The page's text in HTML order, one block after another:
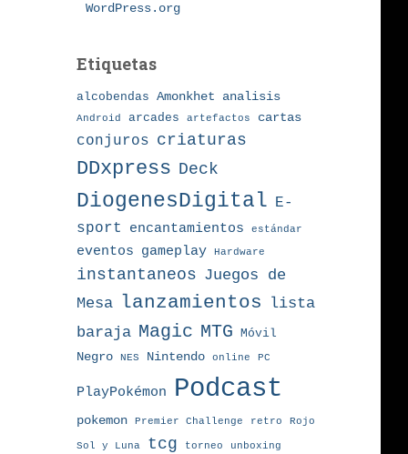
WordPress.org
Etiquetas
alcobendas Amonkhet analisis
Android arcades artefactos cartas
conjuros criaturas
DDxpress Deck
DiogenesDigital E-
sport
encantamientos estándar
eventos gameplay Hardware
instantaneos Juegos de
Mesa
lanzamientos
lista
baraja Magic MTG Móvil
Negro
NES Nintendo online PC
PlayPokémon Podcast
pokemon Premier Challenge retro Rojo
Sol y Luna tcg torneo unboxing